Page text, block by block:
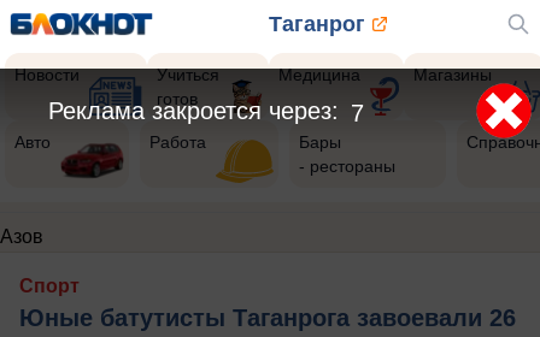
Таганрог
Новости
Учиться
готов
Медицина Магазины
Авто Работа
Бары
- рестораны
Азов
Спорт
Юные батутисты Таганрога завоевали 26
7
Реклама закроется через: